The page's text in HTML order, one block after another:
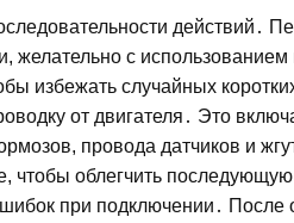
действий․
желательно с
избежать случайных
от двигателя․ Это
провода датчиков и
чтобы облегчить
при подключении․ После